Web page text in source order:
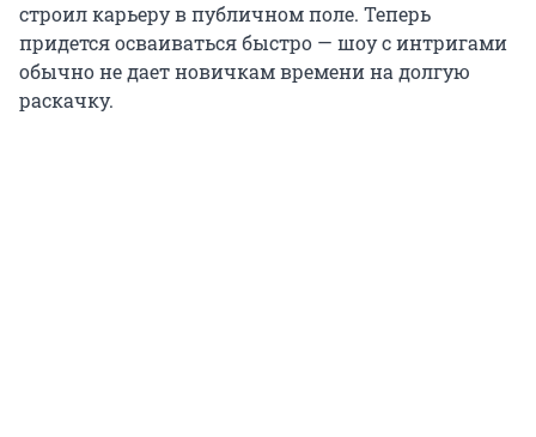
строил карьеру в публичном поле. Теперь
придется осваиваться быстро — шоу с интригами
обычно не дает новичкам времени на долгую
раскачку.